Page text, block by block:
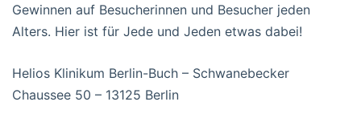
Gewinnen auf Besucherinnen und Besucher jeden
Alters. Hier ist für Jede und Jeden etwas dabei!
Helios Klinikum Berlin-Buch – Schwanebecker
Chaussee 50 – 13125 Berlin